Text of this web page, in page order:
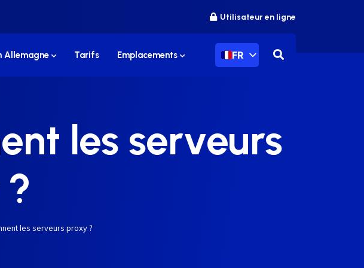
Utilisateur en ligne
Allemagne Tarifs Emplacements FR
les serveurs
les serveurs proxy ?